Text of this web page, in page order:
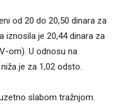
od 20 do 20,50 dinara za
iznosila je 20,44 dinara za
om). U odnosu na
je za 1,02 odsto.
slabom tražnjom.